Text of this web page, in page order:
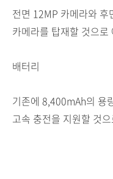
전면 12MP 카메라와
카메라를 탑재할 것으로
배터리
기존에 8,400mAh의 용
고속 충전을 지원할 것